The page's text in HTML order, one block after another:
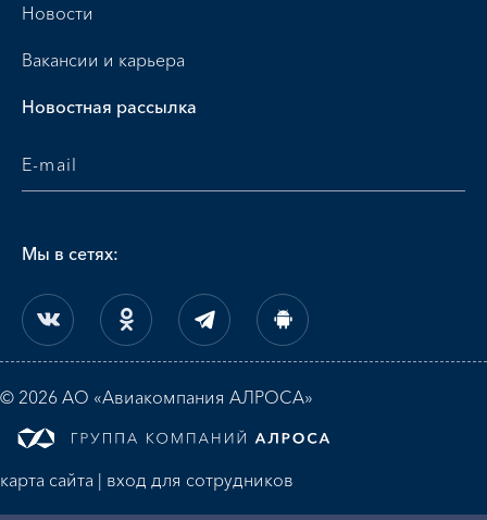
Новости
Вакансии и карьера
Новостная рассылка
Мы в сетях:
© 2026 АО «Авиакомпания АЛРОСА»
карта сайта | вход для сотрудников